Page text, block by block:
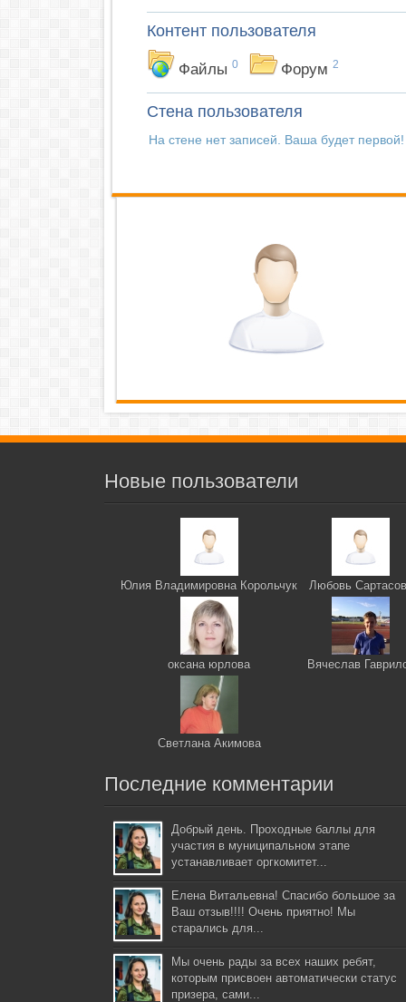
Контент пользователя
Файлы 0 Форум 2
Стена пользователя
На стене нет записей. Ваша будет первой!
Новые пользователи
Юлия Владимировна Корольчук Любовь
оксана юрлова Вячеслав
Светлана Акимова
Последние комментарии
Добрый день. Проходные баллы для
участия в муниципальном этапе
устанавливает оргкомитет...
Елена Витальевна! Спасибо большое за
Ваш отзыв!!!! Очень приятно! Мы
старались для...
Мы очень рады за всех наших ребят,
которым присвоен автоматически статус
призера, сами...